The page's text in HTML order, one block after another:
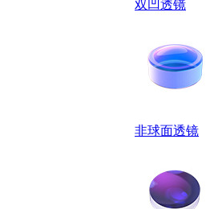
双凹透镜
非球面透镜